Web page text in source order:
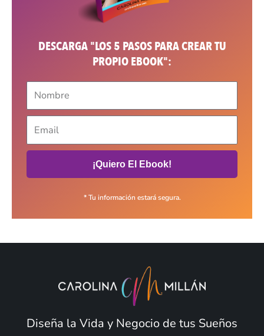
DESCARGA "LOS 5 PASOS PARA CREAR TU
PROPIO EBOOK":
¡Quiero El Ebook!
* Tu información estará segura.
Diseña la Vida y Negocio de tus Sueños